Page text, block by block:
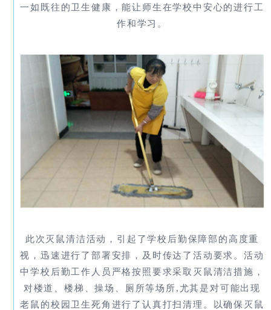
一如既往的卫生健康，能让师生在学校中安心的进行工
作和学习。
此次灭鼠清洁活动，引起了学校后勤保障部的高度重
视，迅速进行了部署安排，及时传达了活动要求。活动
中学校后勤工作人员严格按照要求采取灭鼠清洁措施，
对楼道、楼梯、操场、厕所等场所,尤其是对可能出现
老鼠的校园卫生死角进行了认真打扫清理。以确保灭鼠